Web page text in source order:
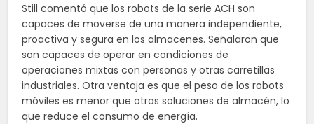
Still comentó que los robots de la serie ACH son
capaces de moverse de una manera independiente,
proactiva y segura en los almacenes. Señalaron que
son capaces de operar en condiciones de
operaciones mixtas con personas y otras carretillas
industriales. Otra ventaja es que el peso de los robots
móviles es menor que otras soluciones de almacén, lo
que reduce el consumo de energía.